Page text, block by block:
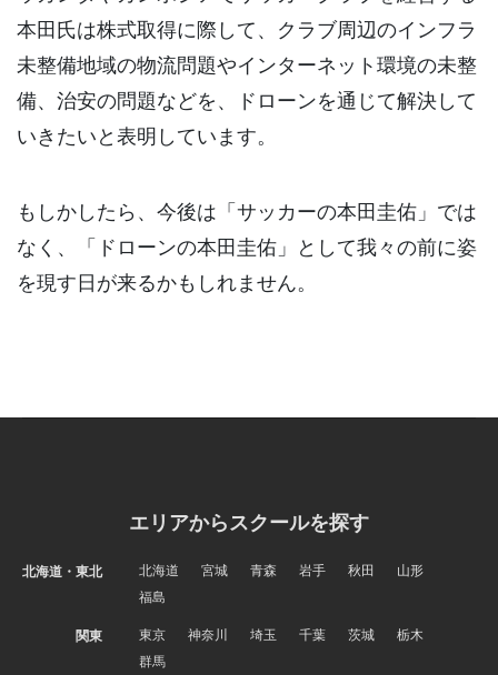
本田氏は株式取得に際して、クラブ周辺のインフラ
未整備地域の物流問題やインターネット環境の未整
備、治安の問題などを、ドローンを通じて解決して
いきたいと表明しています。
もしかしたら、今後は「サッカーの本田圭佑」では
なく、「ドローンの本田圭佑」として我々の前に姿
を現す日が来るかもしれません。
エリアからスクールを探す
北海道・東北 北海道 宮城 青森 岩手 秋田
山形
福島
関東 東京 神奈川 埼玉 千葉 茨城
栃木
群馬